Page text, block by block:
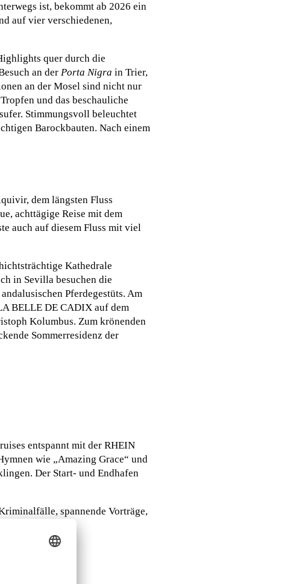
ist, bekommt ab 2026 ein
auf vier verschiedenen,
quer durch die
an der Porta Nigra in Trier,
an der Mosel sind nicht nur
und das beschauliche
Stimmungsvoll beleuchtet
Barockbauten. Nach einem
dem längsten Fluss
achttägige Reise mit dem
auch auf diesem Fluss mit viel
Kathedrale
in Sevilla besuchen die
Pferdegestüts. Am
BELLE DE CADIX auf dem
Kolumbus. Zum krönenden
Sommerresidenz der
entspannt mit der RHEIN
wie „Amazing Grace“ und
Der Start- und Endhafen
spannende Vorträge,
nach Köln. Die